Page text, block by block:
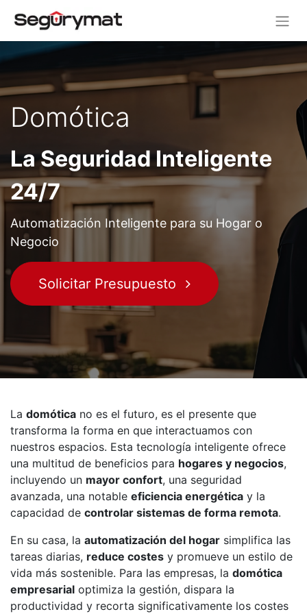
Domótica
La Seguridad Inteligente
24/7
Automatización Inteligente para su Hogar o
Negocio
Solicitar Presupuesto
La domótica no es el futuro, es el presente que
transforma la forma en que interactuamos con
nuestros espacios. Esta tecnología inteligente ofrece
una multitud de beneficios para hogares y negocios,
incluyendo un mayor confort, una seguridad
avanzada, una notable eficiencia energética y la
capacidad de controlar sistemas de forma remota.
En su casa, la automatización del hogar simplifica las
tareas diarias, reduce costes y promueve un estilo de
vida más sostenible. Para las empresas, la domótica
empresarial optimiza la gestión, dispara la
productividad y recorta significativamente los costes